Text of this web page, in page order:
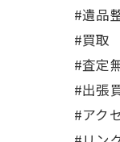
#遺品
#買取
#査定
#出張
#アク